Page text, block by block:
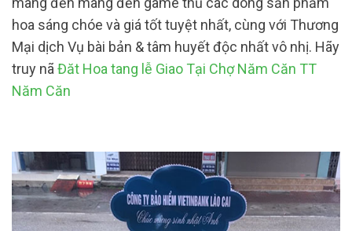
hoa sáng chóe và giá tốt tuyệt nhất, cùng với Thương
Mại dịch Vụ bài bản & tâm huyết độc nhất vô nhị. Hãy
truy nã Đăt Hoa tang lễ Giao Tại Chợ Năm Căn TT
Năm Căn